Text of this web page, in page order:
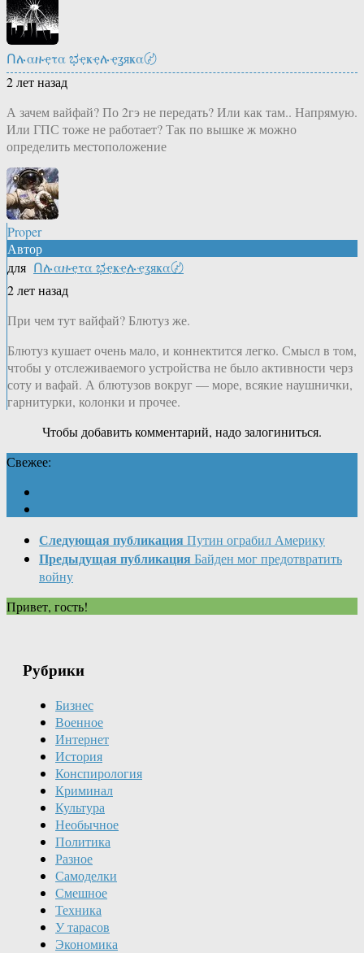
Ոሉαዙҿτα ಭҿҝҿሉҿʓяҝα〄
2 лет назад
А зачем вайфай? По 2гэ не передать? Или как там.. Напрямую.
Или ГПС тоже не работает? Так по вышке ж можно
определить местоположение
Proper
Автор
для Ոሉαዙҿτα ಭҿҝҿሉҿʓяҝα〄
2 лет назад
При чем тут вайфай? Блютуз же.
Блютуз кушает очень мало, и коннектится легко. Смысл в том,
чтобы у отслеживаемого устройства не было активности черз
соту и вафай. А блютузов вокруг — море, всякие наушнички,
гарнитурки, колонки и прочее.
Чтобы добавить комментарий, надо залогиниться.
Свежее:
Следующая публикация Путин ограбил Америку
Предыдущая публикация Байден мог предотвратить
войну
Привет, гость!
Рубрики
Бизнес
Военное
Интернет
История
Конспирология
Криминал
Культура
Необычное
Политика
Разное
Самоделки
Смешное
Техника
У тарасов
Экономика